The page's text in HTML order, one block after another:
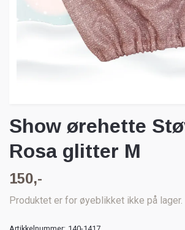
Show ørehette
Rosa glitter M
150,-
Produktet er for øyeblikket ikke på lager.